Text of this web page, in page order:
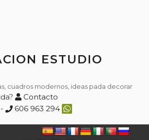
ESTUDIO
cuadros modernos, ideas pada decorar
Contacto
606 963 294